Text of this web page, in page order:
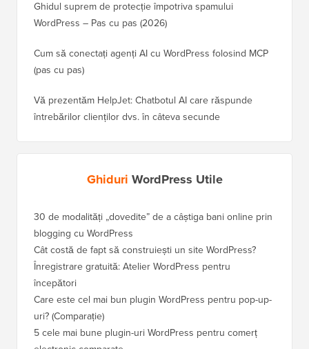
Ghidul suprem de protecție împotriva spamului
WordPress – Pas cu pas (2026)
Cum să conectați agenți AI cu WordPress folosind MCP
(pas cu pas)
Vă prezentăm HelpJet: Chatbotul AI care răspunde
întrebărilor clienților dvs. în câteva secunde
Ghiduri WordPress Utile
30 de modalități „dovedite” de a câștiga bani online prin
blogging cu WordPress
Cât costă de fapt să construiești un site WordPress?
Înregistrare gratuită: Atelier WordPress pentru
începători
Care este cel mai bun plugin WordPress pentru pop-up-